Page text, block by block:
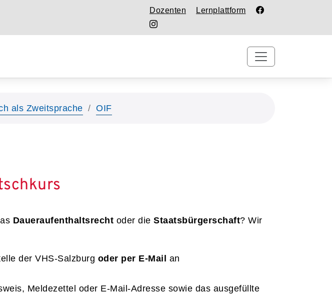
Dozenten Lernplattform
als Zweitsprache OIF
Daueraufenthaltsrecht oder die Staatsbürgerschaft? Wir
der VHS-Salzburg oder per E-Mail
an
Meldezettel oder E-Mail-Adresse sowie das ausgefüllte